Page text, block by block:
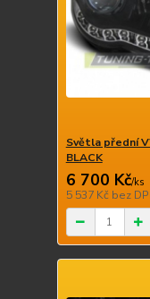
Světla přední
BLACK
6 700 Kč/ks
5 537 Kč bez